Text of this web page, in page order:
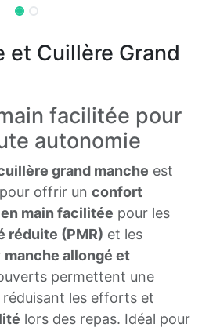
et Cuillère Grand
facilitée pour
autonomie
grand manche est
offrir un confort
main facilitée pour les
réduite (PMR) et les
manche allongé et
permettent une
réduisant les efforts et
lors des repas. Idéal pour